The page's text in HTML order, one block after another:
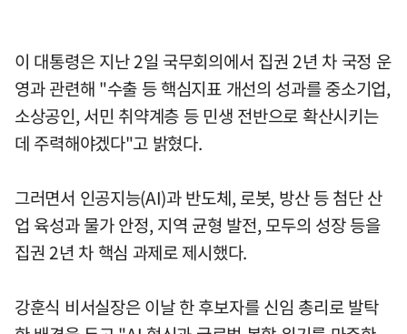
이 대통령은 지난 2일 국무회의에서 집권 2년 차 국정 운
영과 관련해 "수출 등 핵심지표 개선의 성과를 중소기업,
소상공인, 서민 취약계층 등 민생 전반으로 확산시키는
데 주력해야겠다"고 밝혔다.
그러면서 인공지능(AI)과 반도체, 로봇, 방산 등 첨단 산
업 육성과 물가 안정, 지역 균형 발전, 모두의 성장 등을
집권 2년 차 핵심 과제로 제시했다.
강훈식 비서실장은 이날 한 후보자를 신임 총리로 발탁